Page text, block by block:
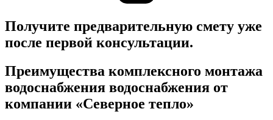
Получите предварительную смету уже
после первой консультации.
Преимущества комплексного монтажа
водоснабжения водоснабжения от
компании «Северное тепло»